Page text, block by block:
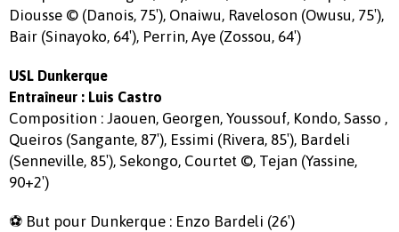
Diousse © (Danois, 75′), Onaiwu, Raveloson (Owusu, 75′),
Bair (Sinayoko, 64′), Perrin, Aye (Zossou, 64′)
USL Dunkerque
Entraîneur : Luis Castro
Composition : Jaouen, Georgen, Youssouf, Kondo, Sasso ,
Queiros (Sangante, 87′), Essimi (Rivera, 85′), Bardeli
(Senneville, 85′), Sekongo, Courtet ©, Tejan (Yassine,
90+2′)
⚽ But pour Dunkerque : Enzo Bardeli (26′)